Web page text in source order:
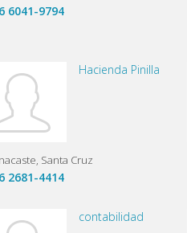
6041-9794
Hacienda Pinilla
Santa Cruz
2681-4414
contabilidad